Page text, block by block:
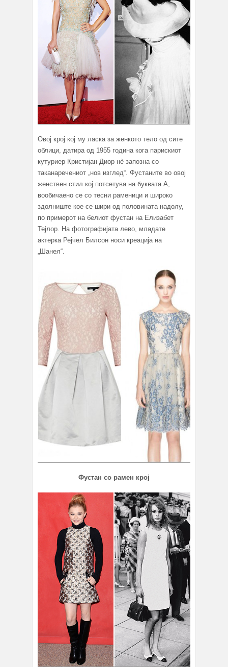
Овој крој кој му ласка за женкото тело од сите
облици, датира од 1955 година кога парискиот
кутуриер Кристијан Диор нè запозна со
таканаречениот „нов изглед“. Фустаните во овој
женствен стил кој потсетува на буквата А,
вообичаено се со тесни раменици и широко
здолниште кое се шири од половината надолу,
по примерот на белиот фустан на Елизабет
Тејлор. На фотографијата лево, младате
актерка Рејчел Билсон носи креација на
„Шанел“.
Фустан со рамен крој